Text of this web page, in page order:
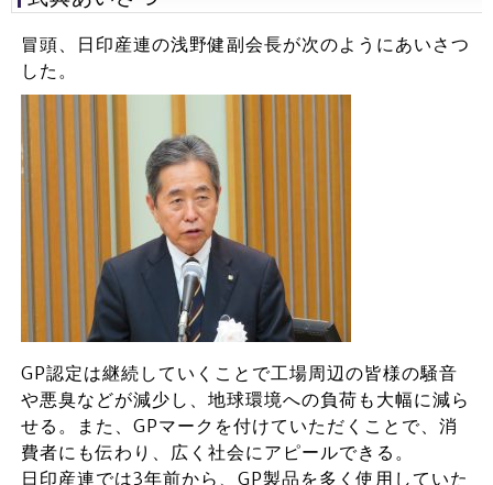
冒頭、日印産連の浅野健副会長が次のようにあいさつ
した。
GP認定は継続していくことで工場周辺の皆様の騒音
や悪臭などが減少し、地球環境への負荷も大幅に減ら
せる。また、GPマークを付けていただくことで、消
費者にも伝わり、広く社会にアピールできる。
日印産連では3年前から、GP製品を多く使用していた